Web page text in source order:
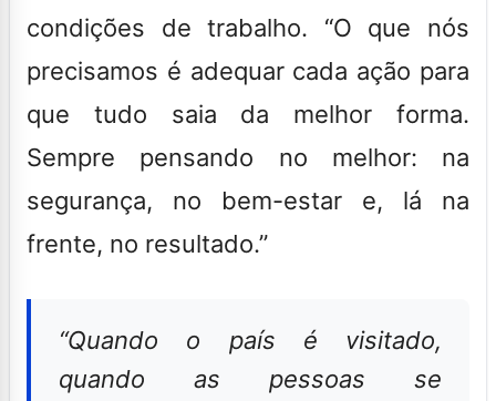
condições de trabalho. “O que nós
precisamos é adequar cada ação para
que tudo saia da melhor forma.
Sempre pensando no melhor: na
segurança, no bem-estar e, lá na
frente, no resultado.”
“Quando o país é visitado,
quando as pessoas se